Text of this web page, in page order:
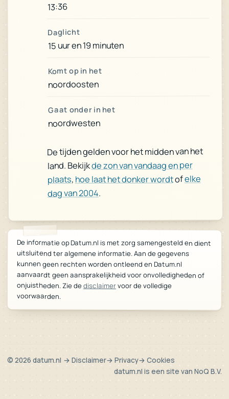
13:36
Daglicht
15 uur en 19 minuten
Komt op in het
noordoosten
Gaat onder in het
noordwesten
De tijden gelden voor het midden van het
land. Bekijkde zon van vandaag en per
plaats, hoe laat het donker wordtofelke
dag van 2004.
De informatie op Datum.nl is met zorg samengesteld en dient
uitsluitend ter algemene informatie. Aan de gegevens
kunnen geen rechten worden ontleend en Datum.nl
aanvaardt geen aansprakelijkheid voor onvolledigheden of
onjuistheden. Zie de disclaimervoor de volledige
voorwaarden.
© 2026 datum.nl → Disclaimer→ Privacy→ Cookies
datum.nl is een site van NoQ B.V.